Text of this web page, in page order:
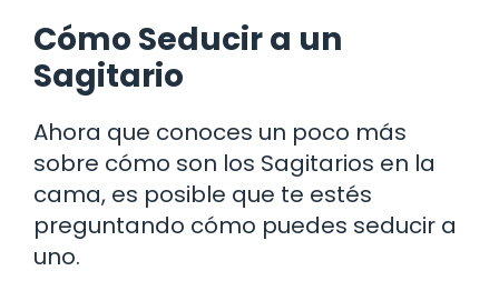
Cómo Seducir a un
Sagitario
Ahora que conoces un poco más
sobre cómo son los Sagitarios en la
cama, es posible que te estés
preguntando cómo puedes seducir a
uno.